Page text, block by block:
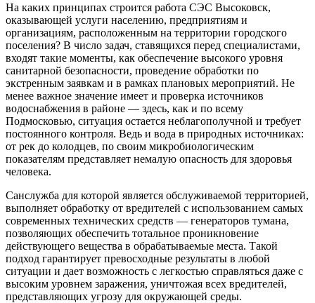
На каких принципах строится работа СЭС Высоковск,
оказывающей услуги населению, предприятиям и
организациям, расположенным на территории городского
поселения? В число задач, ставящихся перед специалистами,
входят такие моменты, как обеспечение высокого уровня
санитарной безопасности, проведение обработки по
экстренным заявкам и в рамках плановых мероприятий. Не
менее важное значение имеет и проверка источников
водоснабжения в районе — здесь, как и по всему
Подмосковью, ситуация остается неблагополучной и требует
постоянного контроля. Ведь и вода в природных источниках:
от рек до колодцев, по своим микробиологическим
показателям представляет немалую опасность для здоровья
человека.
Санслужба для которой является обслуживаемой территорией,
выполняет обработку от вредителей с использованием самых
современных технических средств — генераторов тумана,
позволяющих обеспечить тотальное проникновение
действующего вещества в обрабатываемые места. Такой
подход гарантирует превосходные результаты в любой
ситуации и дает возможность с легкостью справляться даже с
высоким уровнем заражения, уничтожая всех вредителей,
представляющих угрозу для окружающей среды.